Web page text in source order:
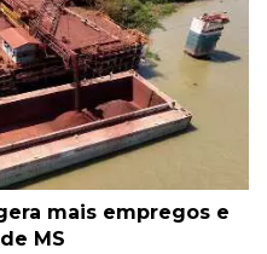
mais empregos e
MS